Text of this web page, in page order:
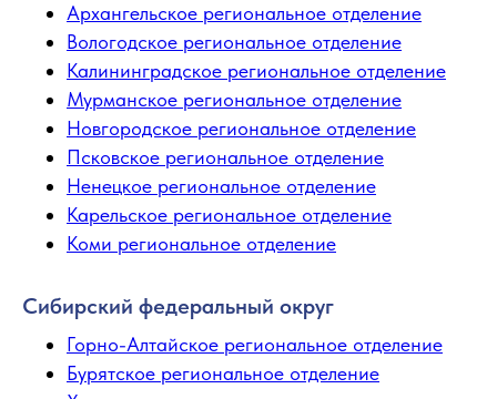
Архангельское региональное отделение
Вологодское региональное отделение
Калининградское региональное отделение
Мурманское региональное отделение
Новгородское региональное отделение
Псковское региональное отделение
Ненецкое региональное отделение
Карельское региональное отделение
Коми региональное отделение
Сибирский федеральный округ
Горно-Алтайское региональное отделение
Бурятское региональное отделение